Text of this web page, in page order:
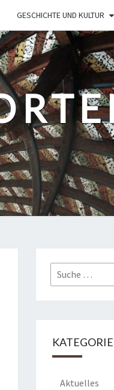
GESCHICHTE UND KULTUR
Suche
nach:
Aktuelles